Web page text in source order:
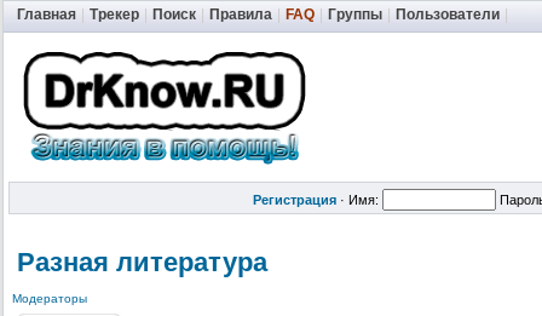
Главная Трекер Поиск Правила FAQ Группы Пользователи
Регистрация · Имя:
Разная литература
Модераторы